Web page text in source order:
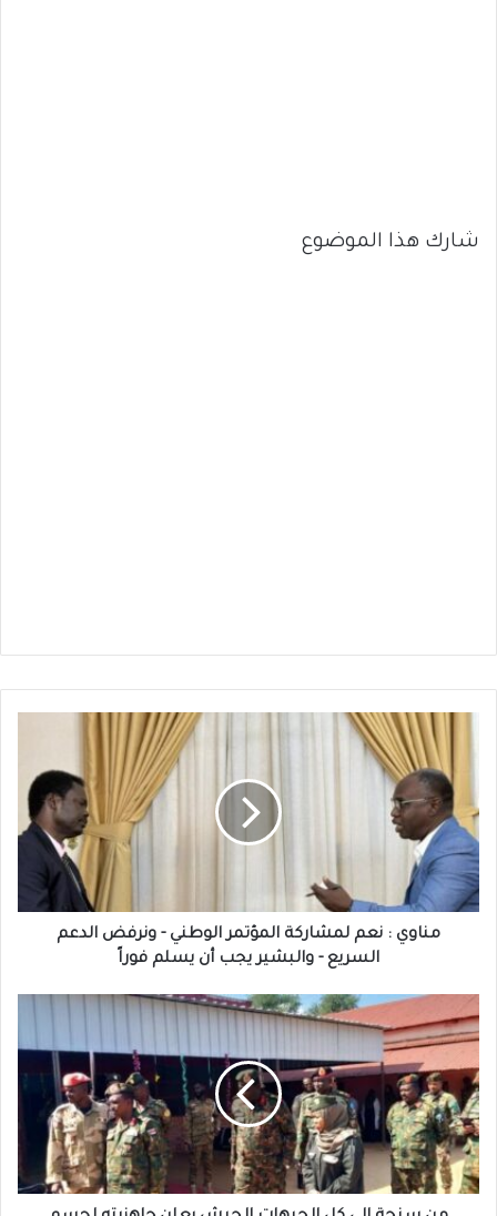
شارك هذا الموضوع
لمشاركة
المؤتمر
الوطني
-
ونرفض
الدعم
السريع
أن
يسلم
فوراً
مناوي : نعم لمشاركة المؤتمر الوطني - ونرفض الدعم
السريع - والبشير يجب أن يسلم فوراً
سنجة إلى
الجبهات
الجيش
يعلن
جاهزيته
لحسم
المعركة